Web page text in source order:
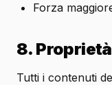
Forza
8.
Tutti i contenuti